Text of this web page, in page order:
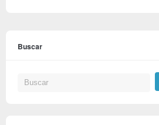
Buscar